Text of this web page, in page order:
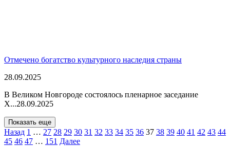
Отмечено богатство культурного наследия страны
28.09.2025
В Великом Новгороде состоялось пленарное заседание
X...28.09.2025
Показать еще
Назад 1 … 27 28 29 30 31 32 33 34 35 36 37 38 39 40 41 42 43 44
45 46 47 … 151 Далее